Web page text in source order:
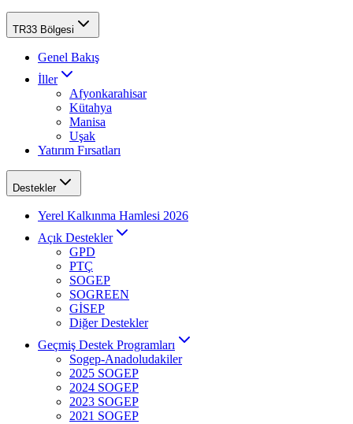
TR33 Bölgesi
Genel Bakış
İller
Afyonkarahisar
Kütahya
Manisa
Uşak
Yatırım Fırsatları
Destekler
Yerel Kalkınma Hamlesi 2026
Açık Destekler
GPD
PTÇ
SOGEP
SOGREEN
GİSEP
Diğer Destekler
Geçmiş Destek Programları
Sogep-Anadoludakiler
2025 SOGEP
2024 SOGEP
2023 SOGEP
2021 SOGEP